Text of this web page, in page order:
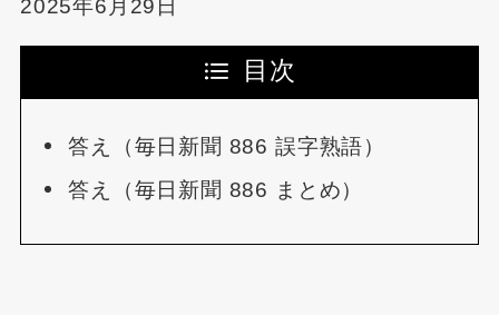
2025年6月29日
目次
答え（毎日新聞 886 誤字熟語）
答え（毎日新聞 886 まとめ）